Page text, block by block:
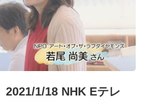
2021/1/18 NHK Eテレ